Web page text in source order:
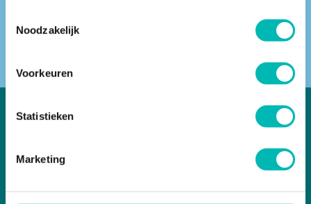
Noodzakelijk
Voorkeuren
Statistieken
Marketing
VLR in het kort